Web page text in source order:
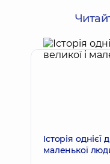
Історія однієї
маленької